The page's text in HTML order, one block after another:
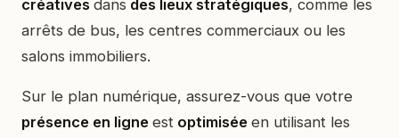
créatives dans des lieux stratégiques, comme les
arrêts de bus, les centres commerciaux ou les
salons immobiliers.
Sur le plan numérique, assurez-vous que votre
présence en ligne est optimisée en utilisant les